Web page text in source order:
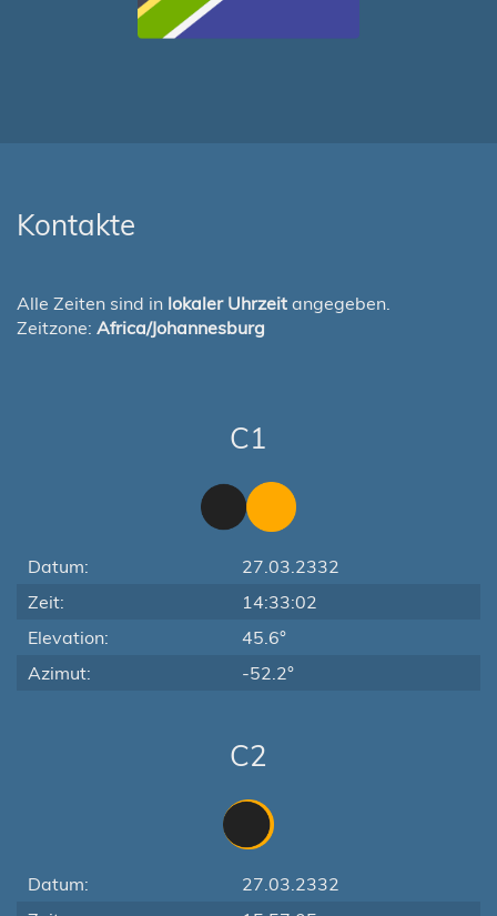
Kontakte
Alle Zeiten sind in lokaler Uhrzeit angegeben.
Zeitzone: Africa/Johannesburg
C1
Datum:
27.03.2332
Zeit:
14:33:02
Elevation:
45.6°
Azimut:
-52.2°
C2
Datum:
27.03.2332